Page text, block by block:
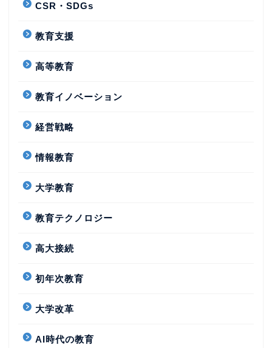
CSR・SDGs
教育支援
高等教育
教育イノベーション
経営戦略
情報教育
大学教育
教育テクノロジー
高大接続
初年次教育
大学改革
AI時代の教育